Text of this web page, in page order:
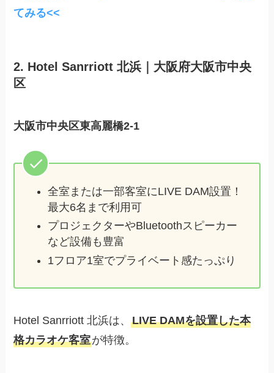
てみる<<
2. Hotel Sanrriott 北浜｜大阪府大阪市中央
区
大阪市中央区東高麗橋2-1
全室または一部客室にLIVE DAM設置！
最大6名まで利用可
プロジェクターやBluetoothスピーカー
など設備も豊富
1フロア1室でプライベート感たっぷり
Hotel Sanrriott 北浜は、LIVE DAMを設置した本
格カラオケ客室が特徴。